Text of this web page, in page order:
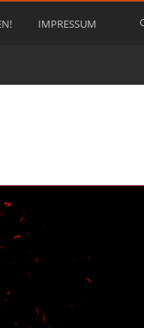
IMPRESSUM